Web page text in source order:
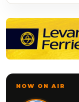
NOW ON AIR